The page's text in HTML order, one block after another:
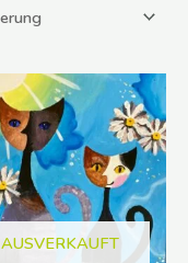
AUSVERKAUFT